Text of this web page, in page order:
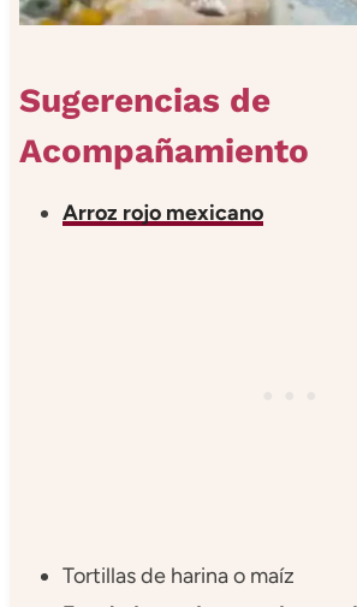
Sugerencias de
Acompañamiento
Arroz rojo mexicano
Tortillas de harina o maíz